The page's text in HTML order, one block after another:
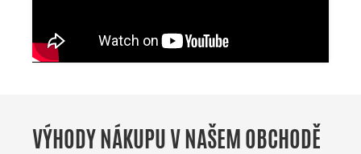
VÝHODY NÁKUPU V NAŠEM OBCHODĚ